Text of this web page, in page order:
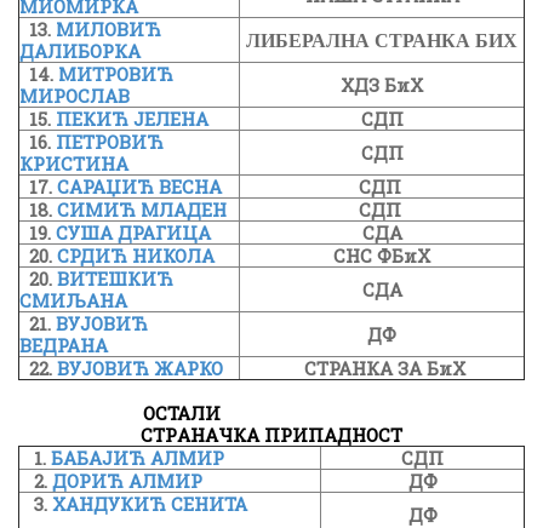
МИОМИРКА
13. МИЛОВИЋ
ДАЛИБОРКА
ЛИБЕРАЛНА СТРАНКА БИХ
14. МИТРОВИЋ
МИРОСЛАВ
ХДЗ БиХ
15. ПЕКИЋ ЈЕЛЕНА
СДП
16. ПЕТРОВИЋ
КРИСТИНА
СДП
17. САРАЏИЋ ВЕСНА
СДП
18. СИМИЋ МЛАДЕН
СДП
19. СУША ДРАГИЦА
СДА
20. СРДИЋ НИКОЛА
СНС ФБиХ
20. ВИТЕШКИЋ
СМИЉАНА
СДА
21. ВУЈОВИЋ
ВЕДРАНА
ДФ
22. ВУЈОВИЋ ЖАРКО
СТРАНКА ЗА БиХ
ОСТАЛИ
СТРAНAЧКА ПРИПАДНОСТ
1. БАБАЈИЋ АЛМИР
СДП
2. ДОРИЋ АЛМИР
ДФ
3. ХАНДУКИЋ СЕНИТА
ДФ